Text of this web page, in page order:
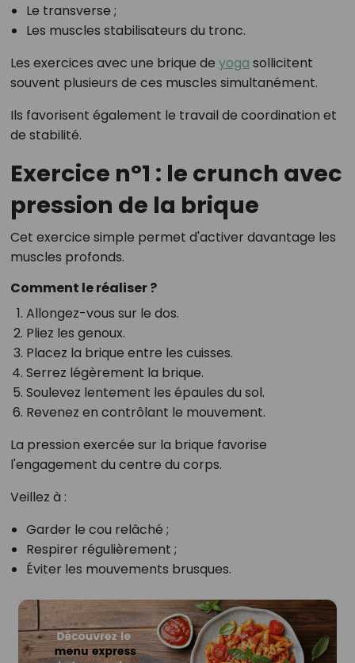
Le transverse ;
Les muscles stabilisateurs du tronc.
Les exercices avec une brique de yoga sollicitent
souvent plusieurs de ces muscles simultanément.
Ils favorisent également le travail de coordination et
de stabilité.
Exercice n°1 : le crunch avec
pression de la brique
Cet exercice simple permet d'activer davantage les
muscles profonds.
Comment le réaliser ?
Allongez-vous sur le dos.
Pliez les genoux.
Placez la brique entre les cuisses.
Serrez légèrement la brique.
Soulevez lentement les épaules du sol.
Revenez en contrôlant le mouvement.
La pression exercée sur la brique favorise
l'engagement du centre du corps.
Veillez à :
Garder le cou relâché ;
Respirer régulièrement ;
Éviter les mouvements brusques.